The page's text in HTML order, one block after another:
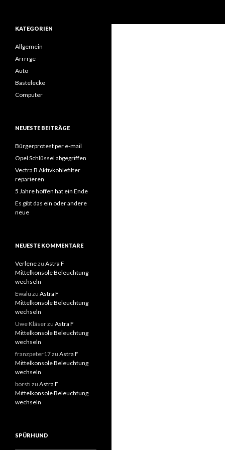
KATEGORIEN
Allgemein
Arrrrge
Auto
Bastelecke
Computer
NEUESTE BEITRÄGE
Bürgerprotest per e-mail
Opel Schlüssel abgegriffen
Vectra B Aktivkohlefilter
reparieren
5 Jahre hoffen hat ein Ende
Es gibt das ein oder andere
neue
NEUESTE KOMMENTARE
Verlenezu Astra F
Mittelkonsole Beleuchtung
wechseln
Ewalu zu Astra F
Mittelkonsole Beleuchtung
wechseln
Uwe Kläserzu Astra F
Mittelkonsole Beleuchtung
wechseln
franzpeter17zu Astra F
Mittelkonsole Beleuchtung
wechseln
borstizu Astra F
Mittelkonsole Beleuchtung
wechseln
SPÜRHUND